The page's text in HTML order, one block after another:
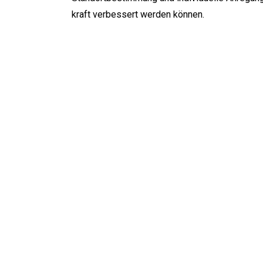
kraft verbessert werden können.